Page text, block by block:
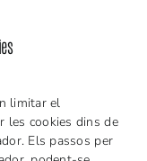
limitar el
les cookies dins de
Els passos per